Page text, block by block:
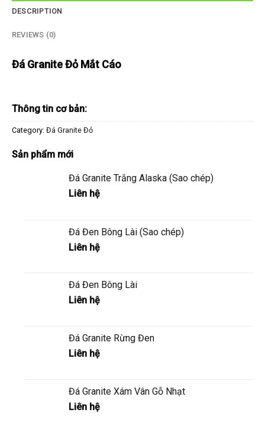
DESCRIPTION
REVIEWS (0)
Đá Granite Đỏ Mắt Cáo
Thông tin cơ bản:
Category: Đá Granite Đỏ
Sản phẩm mới
Đá Granite Trắng Alaska (Sao chép)
Liên hệ
Đá Đen Bông Lài (Sao chép)
Liên hệ
Đá Đen Bông Lài
Liên hệ
Đá Granite Rừng Đen
Liên hệ
Đá Granite Xám Vân Gỗ Nhạt
Liên hệ